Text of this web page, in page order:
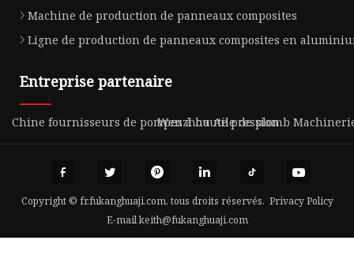
Machine de production de panneaux composites
Ligne de production de panneaux composites en
Entreprise partenaire
Chine fournisseurs de pompes à haute pression
Wenzhou Aile de plomb
Copyright © fr.fukanghuaji.com, tous droits réservés. Privacy Policy
E-mailkeith@fukanghuaji.com